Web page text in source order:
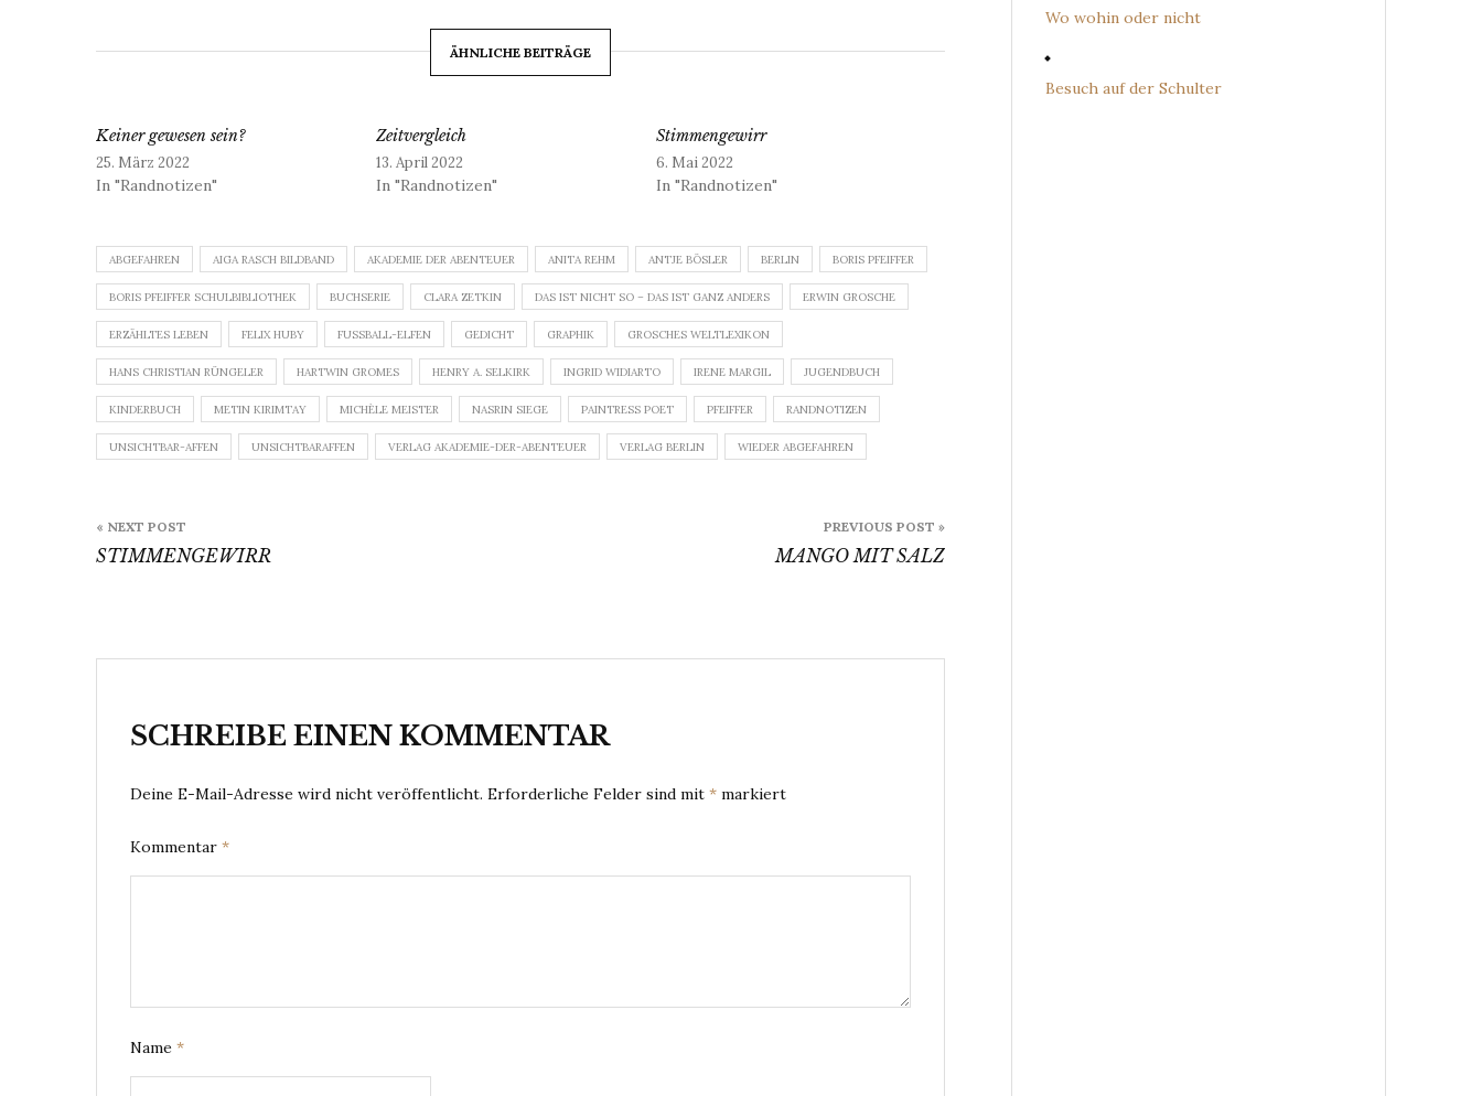
ÄHNLICHE BEITRÄGE
Keiner gewesen sein?
25. März 2022
In "Randnotizen"
Zeitvergleich
13. April 2022
In "Randnotizen"
Stimmengewirr
6. Mai 2022
In "Randnotizen"
ABGEFAHREN AIGA RASCH BILDBAND AKADEMIE DER ABENTEUER ANITA REHM ANTJE BÖSLER BERLIN BORIS PFEIFFER
BORIS PFEIFFER SCHULBIBLIOTHEK BUCHSERIE CLARA ZETKIN DAS IST NICHT SO – DAS IST GANZ ANDERS ERWIN GROSCHE
ERZÄHLTES LEBEN FELIX HUBY FUSSBALL-ELFEN GEDICHT GRAPHIK GROSCHES WELTLEXIKON
HANS CHRISTIAN RÜNGELER HARTWIN GROMES HENRY A. SELKIRK INGRID WIDIARTO IRENE MARGIL JUGENDBUCH
KINDERBUCH METIN KIRIMTAY MICHÈLE MEISTER NASRIN SIEGE PAINTRESS POET PFEIFFER RANDNOTIZEN
UNSICHTBAR-AFFEN UNSICHTBARAFFEN VERLAG AKADEMIE-DER-ABENTEUER VERLAG BERLIN WIEDER ABGEFAHREN
PREVIOUS POST »
MANGO MIT SALZ
« NEXT POST
STIMMENGEWIRR
SCHREIBE EINEN KOMMENTAR
Deine E-Mail-Adresse wird nicht veröffentlicht. Erforderliche Felder sind mit * markiert
Kommentar *
Name *
Wo wohin oder nicht
Besuch auf der Schulter